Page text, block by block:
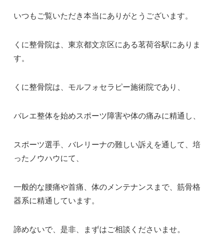
いつもご覧いただき本当にありがとうございます。
くに整骨院は、東京都文京区にある茗荷谷駅にありま
す。
くに整骨院は、モルフォセラピー施術院であり、
バレエ整体を始めスポーツ障害や体の痛みに精通し、
スポーツ選手、バレリーナの難しい訴えを通して、培
ったノウハウにて、
一般的な腰痛や首痛、体のメンテナンスまで、筋骨格
器系に精通しています。
諦めないで、是非、まずはご相談くださいませ。